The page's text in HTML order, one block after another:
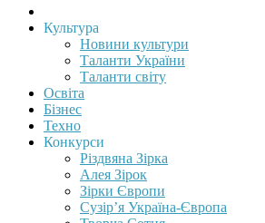
Культура
Новини культури
Таланти України
Таланти світу
Освіта
Бізнес
Техно
Конкурси
Різдвяна Зірка
Алея Зірок
Зірки Європи
Сузір’я Україна-Європа